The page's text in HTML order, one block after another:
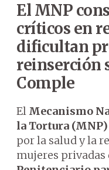
El MNP
críticos en
dificultan
reinserción
Comple
El Mecanismo
la Tortura (MNP)
por la salud y la
mujeres privadas